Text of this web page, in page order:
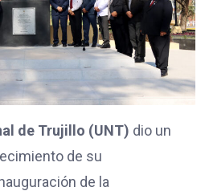
de Trujillo (UNT) dio un
de su
de la